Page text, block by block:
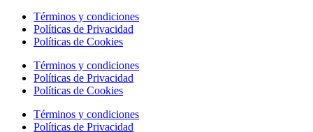
Términos y condiciones
Políticas de Privacidad
Políticas de Cookies
Términos y condiciones
Políticas de Privacidad
Políticas de Cookies
Términos y condiciones
Políticas de Privacidad